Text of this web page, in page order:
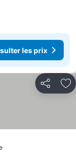
les prix
Partager
Consulter les prix